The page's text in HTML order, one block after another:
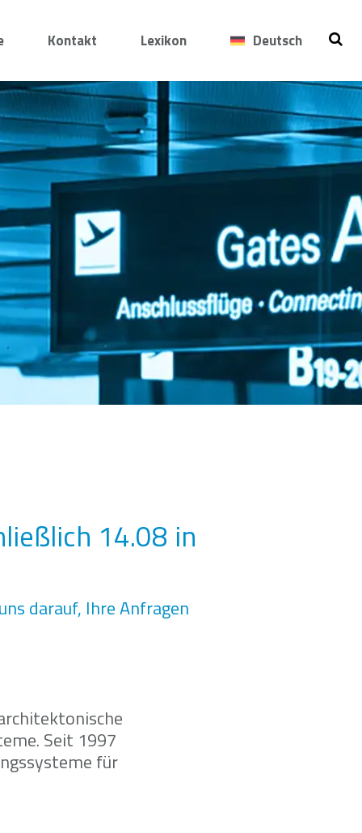
Kontakt Lexikon Deutsch
14.08 in
darauf, Ihre Anfragen
Seit 1997
für